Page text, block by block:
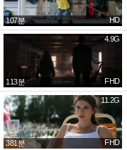
107분 HD
4.9G
113분 FHD
11.2G
381분 FHD